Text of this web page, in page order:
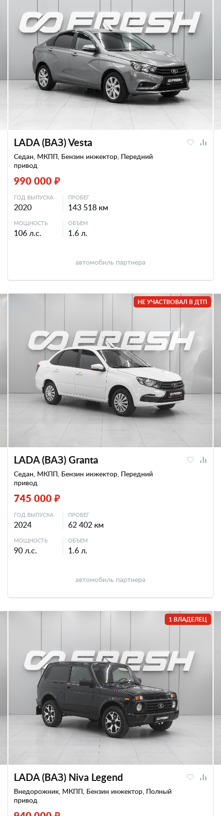
LADA (ВАЗ) Vesta
Седан, МКПП, Бензин инжектор, Передний
привод
990 000 ₽
ГОД ВЫПУСКА
2020
ПРОБЕГ
143 518 км
МОЩНОСТЬ
106 л.с.
ОБЪЕМ
1.6 л.
автомобиль партнера
НЕ УЧАСТВОВАЛ В ДТП
LADA (ВАЗ) Granta
Седан, МКПП, Бензин инжектор, Передний
привод
745 000 ₽
ГОД ВЫПУСКА
2024
ПРОБЕГ
62 402 км
МОЩНОСТЬ
90 л.с.
ОБЪЕМ
1.6 л.
автомобиль партнера
1 ВЛАДЕЛЕЦ
LADA (ВАЗ) Niva Legend
Внедорожник, МКПП, Бензин инжектор, Полный
привод